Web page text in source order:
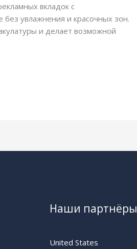
вкладок с
увлажнения и красочных зон.
и делает возможной
Наши партнёры
United States